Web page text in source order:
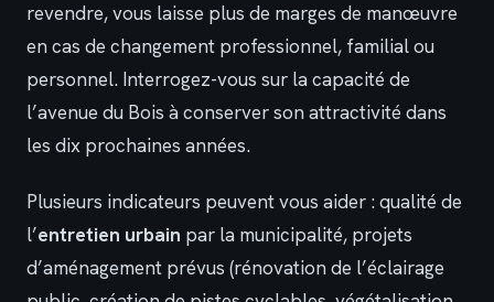
revendre, vous laisse plus de marges de manœuvre
en cas de changement professionnel, familial ou
personnel. Interrogez-vous sur la capacité de
l’avenue du Bois à conserver son attractivité dans
les dix prochaines années.
Plusieurs indicateurs peuvent vous aider : qualité de
l’entretien urbain par la municipalité, projets
d’aménagement prévus (rénovation de l’éclairage